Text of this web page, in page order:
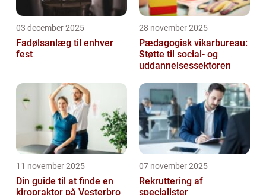
03 december 2025
Fadølsanlæg til enhver
fest
28 november 2025
Pædagogisk vikarbureau:
Støtte til social- og
uddannelsessektoren
11 november 2025
Din guide til at finde en
kiropraktor på Vesterbro
07 november 2025
Rekruttering af
specialister